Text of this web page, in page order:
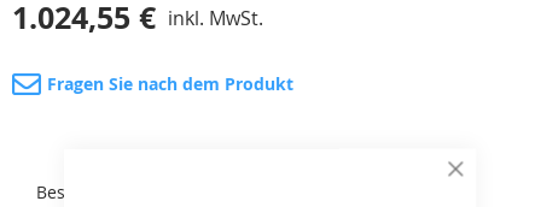
Close
1.024,55 € inkl. MwSt.
Fragen Sie nach dem Produkt
Beschreibung